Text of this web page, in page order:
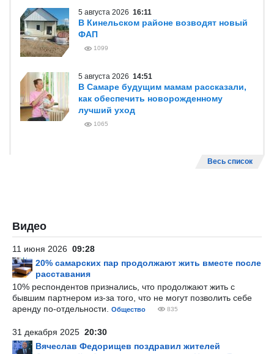
5 августа 2026 16:11
В Кинельском районе возводят новый
ФАП
1099
5 августа 2026 14:51
В Самаре будущим мамам рассказали,
как обеспечить новорожденному
лучший уход
1065
Весь список
Видео
11 июня 2026 09:28
20% самарских пар продолжают жить вместе после
расставания
10% респондентов признались, что продолжают жить с
бывшим партнером из-за того, что не могут позволить себе
аренду по-отдельности.
Общество 835
31 декабря 2025 20:30
Вячеслав Федорищев поздравил жителей